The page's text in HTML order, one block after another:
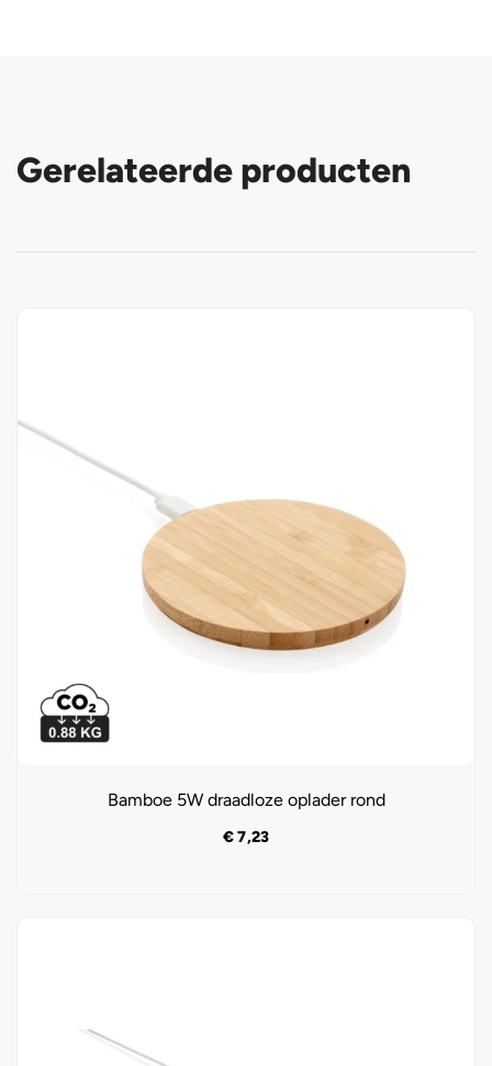
Gerelateerde producten
Bamboe 5W draadloze oplader rond
€7,23